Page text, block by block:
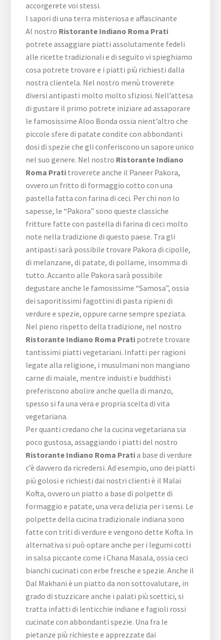
accorgerete voi stessi.
I sapori di una terra misteriosa e affascinante
Al nostro Ristorante Indiano Roma Prati
potrete assaggiare piatti assolutamente fedeli
alle ricette tradizionali e di seguito vi spieghiamo
cosa potrete trovare e i piatti più richiesti dalla
nostra clientela. Nel nostro menù troverete
diversi antipasti molto molto sfiziosi. Nell’attesa
di gustare il primo potrete iniziare ad assaporare
le famosissime Aloo Bonda ossia nient’altro che
piccole sfere di patate condite con abbondanti
dosi di spezie che gli conferiscono un sapore unico
nel suo genere. Nel nostro Ristorante Indiano
Roma Prati troverete anche il Paneer Pakora,
ovvero un fritto di formaggio cotto con una
pastella fatta con farina di ceci. Per chi non lo
sapesse, le “Pakora” sono queste classiche
fritture fatte con pastella di farina di ceci molto
note nella tradizione di questo paese. Tra gli
antipasti sarà possibile trovare Pakora di cipolle,
di melanzane, di patate, di pollame, insomma di
tutto. Accanto alle Pakora sarà possibile
degustare anche le famosissime “Samosa”, ossia
dei saporitissimi fagottini di pasta ripieni di
verdure e spezie, oppure carne sempre speziata.
Nel pieno rispetto della tradizione, nel nostro
Ristorante Indiano Roma Prati potrete trovare
tantissimi piatti vegetariani. Infatti per ragioni
legate alla religione, i musulmani non mangiano
carne di maiale, mentre induisti e buddhisti
preferiscono abolire anche quella di manzo,
spesso si fa una vera e propria scelta di vita
vegetariana.
Per quanti credano che la cucina vegetariana sia
poco gustosa, assaggiando i piatti del nostro
Ristorante Indiano Roma Pratia base di verdure
c’è davvero da ricredersi. Ad esempio, uno dei piatti
più golosi e richiesti dai nostri clienti è il Malai
Kofta, ovvero un piatto a base di polpette di
formaggio e patate, una vera delizia per i sensi. Le
polpette della cucina tradizionale indiana sono
fatte con triti di verdure e vengono dette Kofta. In
alternativa si può optare anche per i legumi cotti
in salsa piccante come i Chana Masala, ossia ceci
bianchi cucinati con erbe fresche e spezie. Anche il
Dal Makhani è un piatto da non sottovalutare, in
grado di stuzzicare anche i palati più scettici, si
tratta infatti di lenticchie indiane e fagioli rossi
cucinate con abbondanti spezie. Una fra le
pietanze più richieste e apprezzate dai